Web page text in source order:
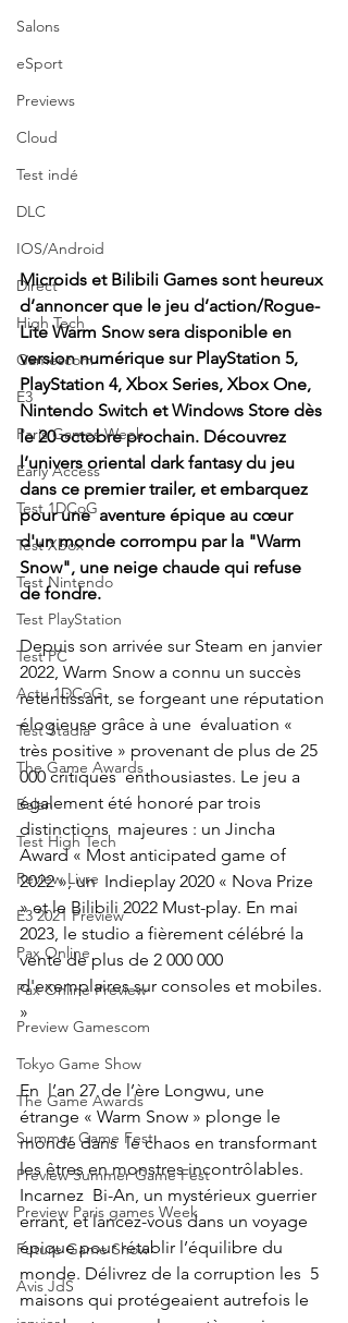
Salons
eSport
Previews
Cloud
Test indé
DLC
IOS/Android
Direct
High Tech
Gamescom
E3
Paris Games Week
Early Access
Test 1DCoG
Test Xbox
Test Nintendo
Test PlayStation
Test PC
Actu 1DCoG
Test Stadia
The Game Awards
Balan
Test High Tech
Review Livre
E3 2021 Preview
Pax Online
Pax Online Preview
Preview Gamescom
Tokyo Game Show
The Game Awards
Summer Game Fest
Preview Summer Game Fest
Preview Paris games Week
Future Game Show
Avis JdS
Microids et Bilibili Games sont heureux
d’annoncer que le jeu d’action/Rogue-
Lite Warm Snow sera disponible en
version numérique sur PlayStation 5,
PlayStation 4, Xbox Series, Xbox One,
Nintendo Switch et Windows Store dès
le 20 octobre prochain. Découvrez
l’univers oriental dark fantasy du jeu
dans ce premier trailer, et embarquez
pour une  aventure épique au cœur
d'un monde corrompu par la "Warm
Snow", une neige chaude qui refuse
de fondre.
Depuis son arrivée sur Steam en janvier
2022, Warm Snow a connu un succès
retentissant, se forgeant une réputation
élogieuse grâce à une  évaluation «
très positive » provenant de plus de 25
000 critiques  enthousiastes. Le jeu a
également été honoré par trois
distinctions  majeures : un Jincha
Award « Most anticipated game of
2022 », un  Indieplay 2020 « Nova Prize
» et le Bilibili 2022 Must-play. En mai
2023, le studio a fièrement célébré la
vente de plus de 2 000 000
d'exemplaires sur consoles et mobiles.
»
En  l’an 27 de l’ère Longwu, une
étrange « Warm Snow » plonge le
monde dans  le chaos en transformant
les êtres en monstres incontrôlables.
Incarnez  Bi-An, un mystérieux guerrier
errant, et lancez-vous dans un voyage
épique pour rétablir l’équilibre du
monde. Délivrez de la corruption les  5
maisons qui protégeaient autrefois le